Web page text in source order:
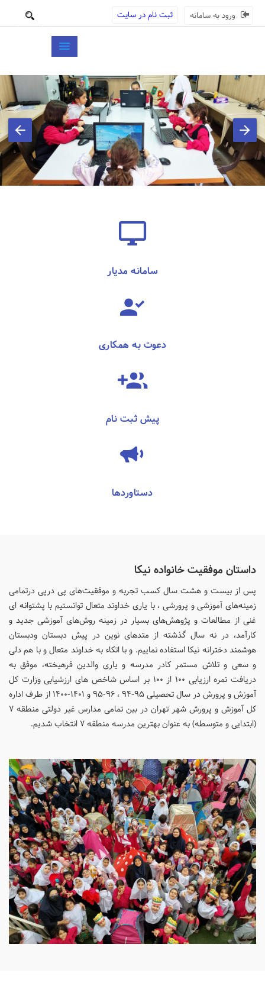
ورود به سامانه ثبت نام در سایت
قبلی بعدی
سامانه مدیار
دعوت به همکاری
پیش ثبت نام
دستاوردها
داستان موفقیت خانواده نیکا
پس از بیست و هشت سال کسب تجربه و موفقیت‌های پی درپی درتمامی
زمینه‌های آموزشی و پرورشی ، با یاری خداوند متعال توانستیم با پشتوانه‌ ای
غنی از مطالعات و پژوهش‌های بسیار در زمینه روش‌های آموزشی جدید و
کارآمد، در نه سال گذشته از متدهای نوین در پیش دبستان ودبستان
هوشمند دخترانه نیکا استفاده نماییم. و با اتکاء به خداوند متعال و با هم دلی
و سعی و تلاش مستمر کادر مدرسه و یاری والدین فرهیخته، موفق به
دریافت نمره ارزیابی ۱۰۰ از ۱۰۰ بر اساس شاخص های ارزشیابی وزارت کل
آموزش و پرورش در سال تحصیلی ۹۵-۹۴ ، ۹۶-۹۵ و ۱۴۰۱-۱۴۰۰ از طرف اداره
کل آموزش و پرورش شهر تهران در بین تمامی مدارس غیر دولتی منطقه ۷
(ابتدایی و متوسطه) به عنوان بهترین مدرسه منطقه ۷ انتخاب شدیم.